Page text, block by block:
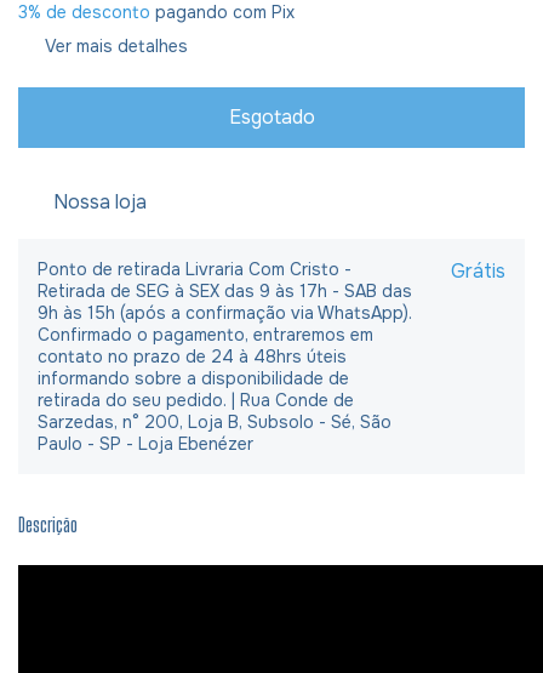
3% de desconto pagando com Pix
Ver mais detalhes
Nossa loja
Ponto de retirada Livraria Com Cristo -
Retirada de SEG à SEX das 9 às 17h - SAB das
9h às 15h (após a confirmação via WhatsApp).
Confirmado o pagamento, entraremos em
contato no prazo de 24 à 48hrs úteis
informando sobre a disponibilidade de
retirada do seu pedido. | Rua Conde de
Sarzedas, n° 200, Loja B, Subsolo - Sé, São
Paulo - SP - Loja Ebenézer
Grátis
Descrição